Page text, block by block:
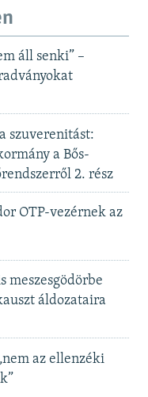
áll senki” –
szuverenitást:
a Bős-
2. rész
OTP-vezérnek az
meszesgödörbe
áldozataira
az ellenzéki